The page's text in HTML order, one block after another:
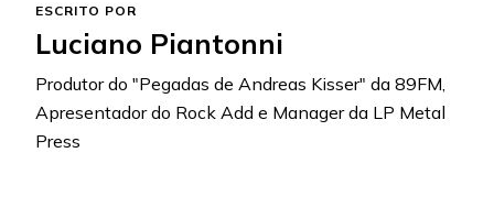
ESCRITO POR
Luciano Piantonni
Produtor do "Pegadas de Andreas Kisser" da 89FM,
Apresentador do Rock Add e Manager da LP Metal
Press